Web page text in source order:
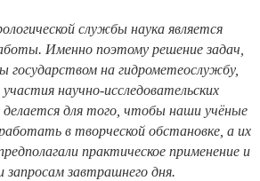
службы наука является
Именно поэтому решение задач,
государством на гидрометеослужбу,
научно-исследовательских
для того, чтобы наши учёные
в творческой обстановке, а их
практическое применение и
запросам завтрашнего дня.